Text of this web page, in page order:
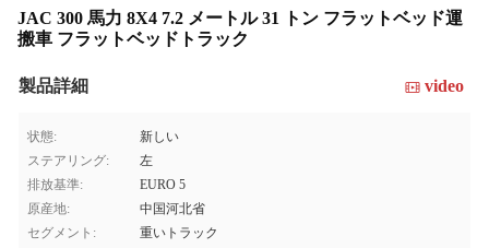
JAC 300 馬力 8X4 7.2 メートル 31 トン フラットベッド運
搬車 フラットベッドトラック
製品詳細 video
状態:
新しい
ステアリング:
左
排放基準:
EURO 5
原産地:
中国河北省
セグメント:
重いトラック